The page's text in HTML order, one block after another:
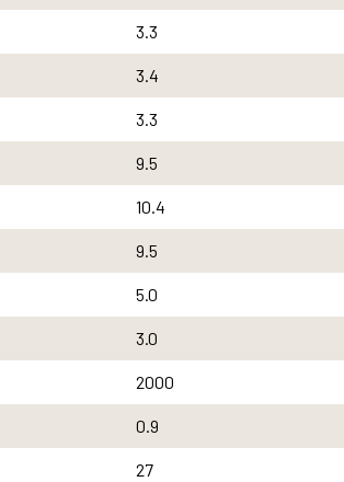
3.3
3.4
3.3
9.5
10.4
9.5
5.0
3.0
2000
0.9
27